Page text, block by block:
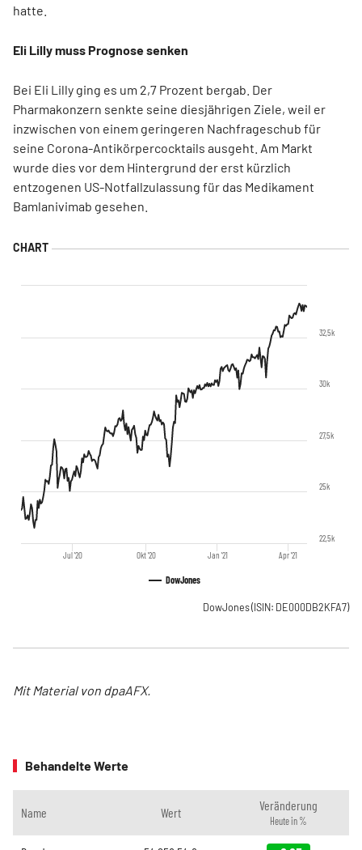
hatte.
Eli Lilly muss Prognose senken
Bei Eli Lilly ging es um 2,7 Prozent bergab. Der
Pharmakonzern senkte seine diesjährigen Ziele, weil er
inzwischen von einem geringeren Nachfrageschub für
seine Corona-Antikörpercocktails ausgeht. Am Markt
wurde dies vor dem Hintergrund der erst kürzlich
entzogenen US-Notfallzulassung für das Medikament
Bamlanivimab gesehen.
DowJones
Jul '20 Jan '21
Okt '20 Apr '21
22,5k
25k
27,5k
30k
32,5k
DowJones(ISIN: DE000DB2KFA7)
Mit Material von dpaAFX.
Behandelte Werte
Name Wert Veränderung
Heute in %